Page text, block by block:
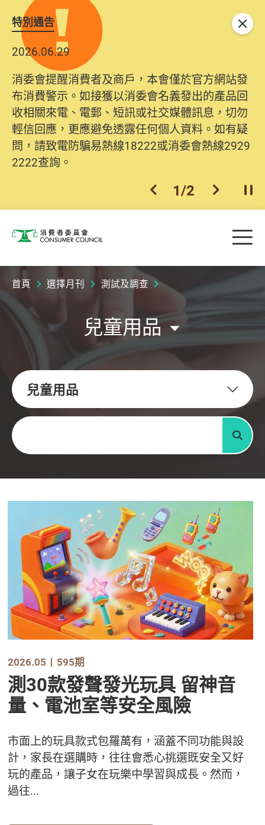
特別通告
2026.06.29
消委會提醒消費者及商戶，本會僅於官方網站發
布消費警示。如接獲以消委會名義發出的產品回
收相關來電、電郵、短訊或社交媒體訊息，切勿
輕信回應，更應避免透露任何個人資料。如有疑
問，請致電防騙易熱線18222或消委會熱線2929
2222查詢。
上一個
1/2 下一個開
關閉
消費者委員會 目
首頁 選擇月刊 測試及調查
兒童用品
兒童用品
關鍵字
搜尋
2026.05 595期
測30款發聲發光玩具 留神音
量、電池室等安全風險
市面上的玩具款式包羅萬有，涵蓋不同功能與設
計，家長在選購時，往往會悉心挑選既安全又好
玩的產品，讓子女在玩樂中學習與成長。然而，
過往...